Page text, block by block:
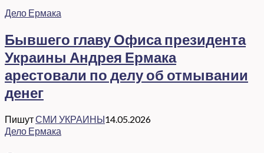
Дело Ермака
Бывшего главу Офиса президента
Украины Андрея Ермака
арестовали по делу об отмывании
денег
ПишутСМИ УКРАИНЫ14.05.2026
Дело Ермака